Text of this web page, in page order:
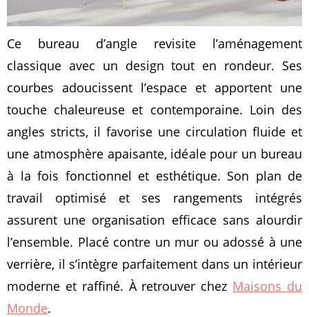
Ce bureau d’angle revisite l’aménagement
classique avec un design tout en rondeur. Ses
courbes adoucissent l’espace et apportent une
touche chaleureuse et contemporaine. Loin des
angles stricts, il favorise une circulation fluide et
une atmosphère apaisante, idéale pour un bureau
à la fois fonctionnel et esthétique. Son plan de
travail optimisé et ses rangements intégrés
assurent une organisation efficace sans alourdir
l’ensemble. Placé contre un mur ou adossé à une
verrière, il s’intègre parfaitement dans un intérieur
moderne et raffiné. À retrouver chez Maisons du
Monde.